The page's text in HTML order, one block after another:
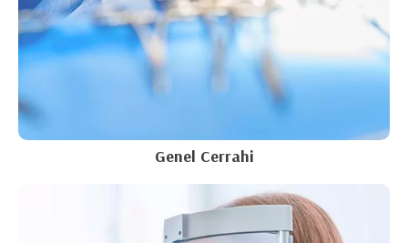
Genel Cerrahi